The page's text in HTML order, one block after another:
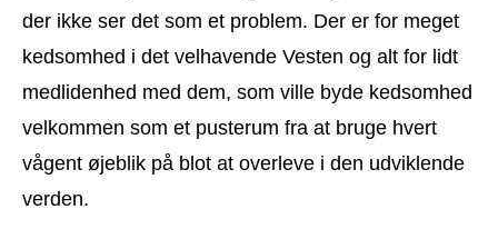
der ikke ser det som et problem. Der er for meget
kedsomhed i det velhavende Vesten og alt for lidt
medlidenhed med dem, som ville byde kedsomhed
velkommen som et pusterum fra at bruge hvert
vågent øjeblik på blot at overleve i den udviklende
verden.